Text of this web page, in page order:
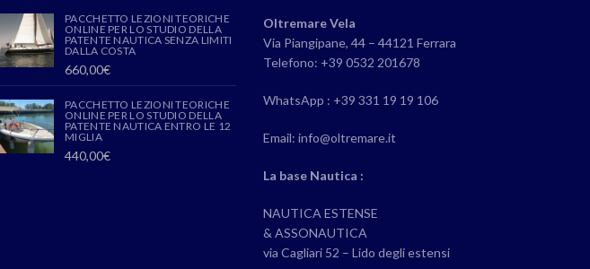
PACCHETTO LEZIONI TEORICHE
ONLINE PER LO STUDIO DELLA
PATENTE NAUTICA SENZA LIMITI
DALLA COSTA
660,00€
PACCHETTO LEZIONI TEORICHE
ONLINE PER LO STUDIO DELLA
PATENTE NAUTICA ENTRO LE 12
MIGLIA
440,00€
Oltremare Vela
Via Piangipane, 44 – 44121 Ferrara
Telefono: +39 0532 201678
WhatsApp : +39 331 19 19 106
Email: info@oltremare.it
La base Nautica :
NAUTICA ESTENSE
& ASSONAUTICA
via Cagliari 52 – Lido degli estensi